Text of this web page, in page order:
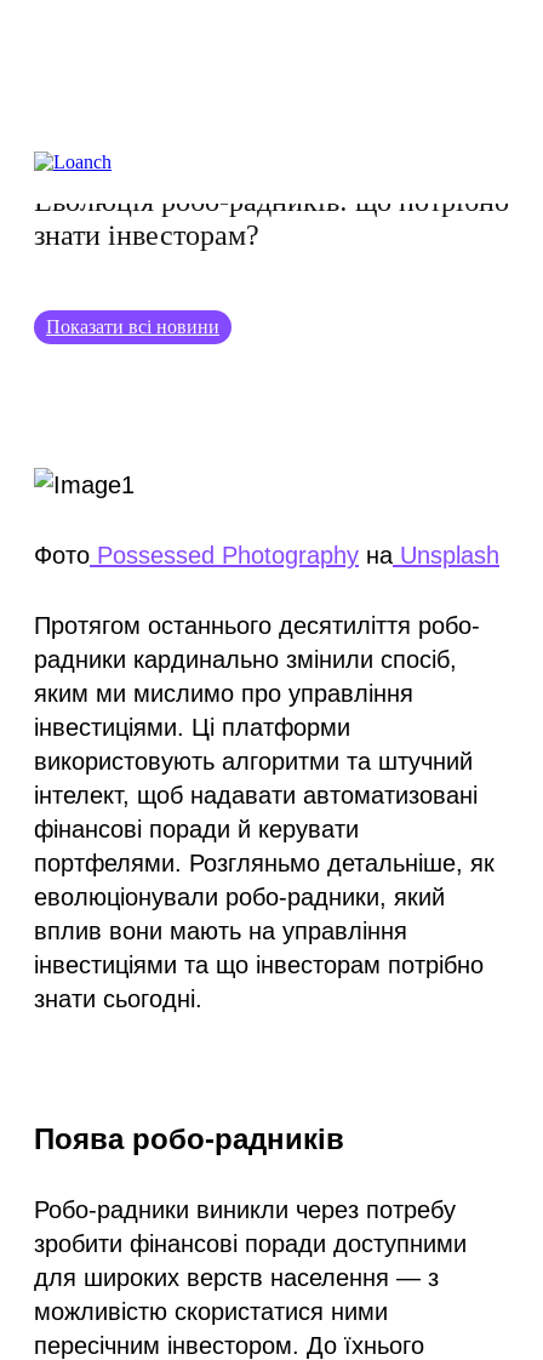
06.08.2024
Еволюція робо-радників: що потрібно
знати інвесторам?
Показати всі новини
Фото Possessed Photography на Unsplash
Протягом останнього десятиліття робо-
радники кардинально змінили спосіб,
яким ми мислимо про управління
інвестиціями. Ці платформи
використовують алгоритми та штучний
інтелект, щоб надавати автоматизовані
фінансові поради й керувати
портфелями. Розгляньмо детальніше, як
еволюціонували робо-радники, який
вплив вони мають на управління
інвестиціями та що інвесторам потрібно
знати сьогодні.
Поява робо-радників
Робо-радники виникли через потребу
зробити фінансові поради доступними
для широких верств населення — з
можливістю скористатися ними
пересічним інвестором. До їхнього